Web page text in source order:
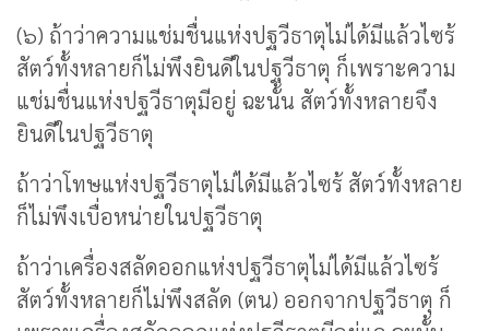
(๖) ถ้าว่าความแช่มชื่นแห่งปฐวีธาตุไม่ได้มีแล้วไซร้
สัตว์ทั้งหลายก็ไม่พึงยินดีในปฐวีธาตุ ก็เพราะความ
แช่มชื่นแห่งปฐวีธาตุมีอยู่ ฉะนั้น สัตว์ทั้งหลายจึง
ยินดีในปฐวีธาตุ
ถ้าว่าโทษแห่งปฐวีธาตุไม่ได้มีแล้วไซร้ สัตว์ทั้งหลาย
ก็ไม่พึงเบื่อหน่ายในปฐวีธาตุ
ถ้าว่าเครื่องสลัดออกแห่งปฐวีธาตุไม่ได้มีแล้วไซร้
สัตว์ทั้งหลายก็ไม่พึงสลัด (ตน) ออกจากปฐวีธาตุ ก็